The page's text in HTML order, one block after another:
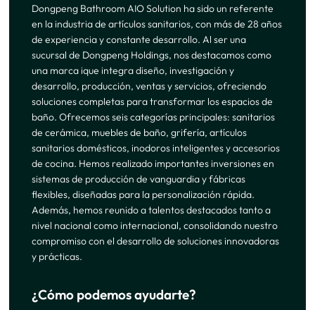
Dongpeng Bathroom AIO Solution ha sido un referente
en la industria de artículos sanitarios, con más de 28 años
de experiencia y constante desarrollo. Al ser una
sucursal de Dongpeng Holdings, nos destacamos como
una marca ique integra diseño, investigación y
desarrollo, producción, ventas y servicios, ofreciendo
soluciones completas para transformar los espacios de
baño. Ofrecemos seis categorías principales: sanitarios
de cerámica, muebles de baño, grifería, artículos
sanitarios domésticos, inodoros inteligentes y accesorios
de cocina. Hemos realizado importantes inversiones en
sistemas de producción de vanguardia y fábricas
flexibles, diseñadas para la personalización rápida.
Además, hemos reunido a talentos destacados tanto a
nivel nacional como internacional, consolidando nuestro
compromiso con el desarrollo de soluciones innovadoras
y prácticas.
¿Cómo podemos ayudarte?